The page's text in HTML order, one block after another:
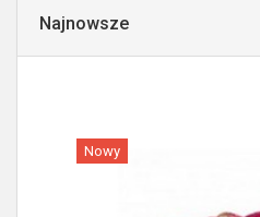
Najnowsze
Nowy